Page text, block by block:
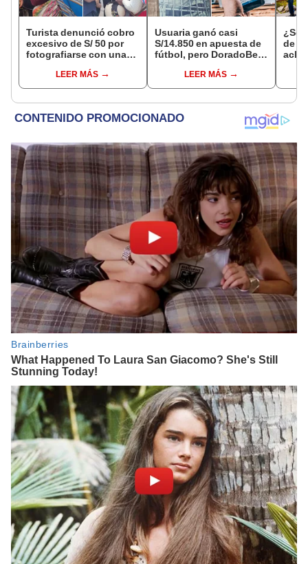
Turista denunció cobro
excesivo de S/ 50 por
fotografiarse con una
Serenazgo recuperó el
dinero
LEER MÁS
Usuaria ganó casi
S/14.850 en apuesta de
fútbol, pero DoradoBet
Indecopi multó a la
empresa con más de S/
LEER MÁS
¿Se
de